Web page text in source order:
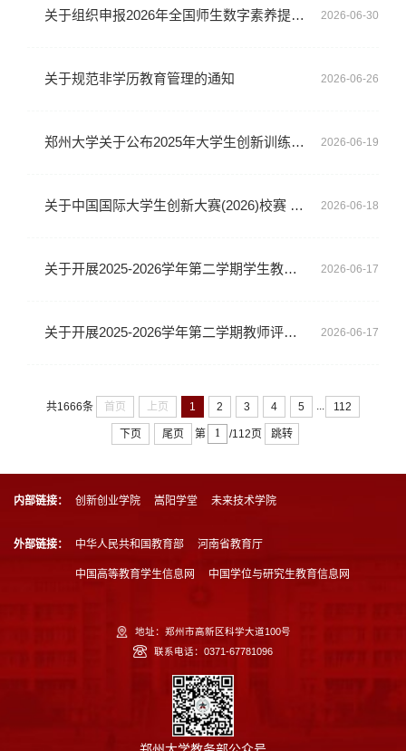
关于组织申报2026年全国师生数字素养提升实践活动高教专项案例的通知 2026-06-30
关于规范非学历教育管理的通知 2026-06-26
郑州大学关于公布2025年大学生创新训练计划项目结题验收结果的通知 2026-06-19
关于中国国际大学生创新大赛(2026)校赛 拟获奖项目的公示 2026-06-18
关于开展2025-2026学年第二学期学生教学评价工作的通知 2026-06-17
关于开展2025-2026学年第二学期教师评学工作的通知 2026-06-17
共1666条 首页 上页 1 2 3 4 5 112
下页 尾页 第 /112页 跳转
内部链接： 创新创业学院 嵩阳学堂 未来技术学院
外部链接： 中华人民共和国教育部 河南省教育厅
中国高等教育学生信息网 中国学位与研究生教育信息网
地址：郑州市高新区科学大道100号
联系电话：0371-67781096